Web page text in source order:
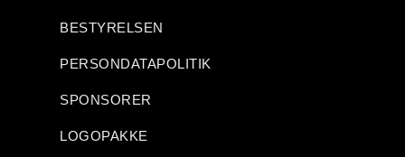
BESTYRELSEN
PERSONDATAPOLITIK
SPONSORER
LOGOPAKKE